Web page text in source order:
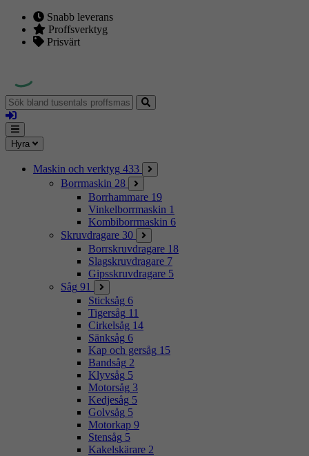
Snabb leverans
Proffsverktyg
Prisvärt
Sök
bland
tusentals
proffsmaskiner
Logga
in
Mina
sidor
Meny
Hyra
Maskin och verktyg 433
Borrmaskin 28
Borrhammare 19
Vinkelborrmaskin 1
Kombiborrmaskin 6
Skruvdragare 30
Borrskruvdragare 18
Slagskruvdragare 7
Gipsskruvdragare 5
Såg 91
Sticksåg 6
Tigersåg 11
Cirkelsåg 14
Sänksåg 6
Kap och gersåg 15
Bandsåg 2
Klyvsåg 5
Motorsåg 3
Kedjesåg 5
Golvsåg 5
Motorkap 9
Stensåg 5
Kakelskärare 2